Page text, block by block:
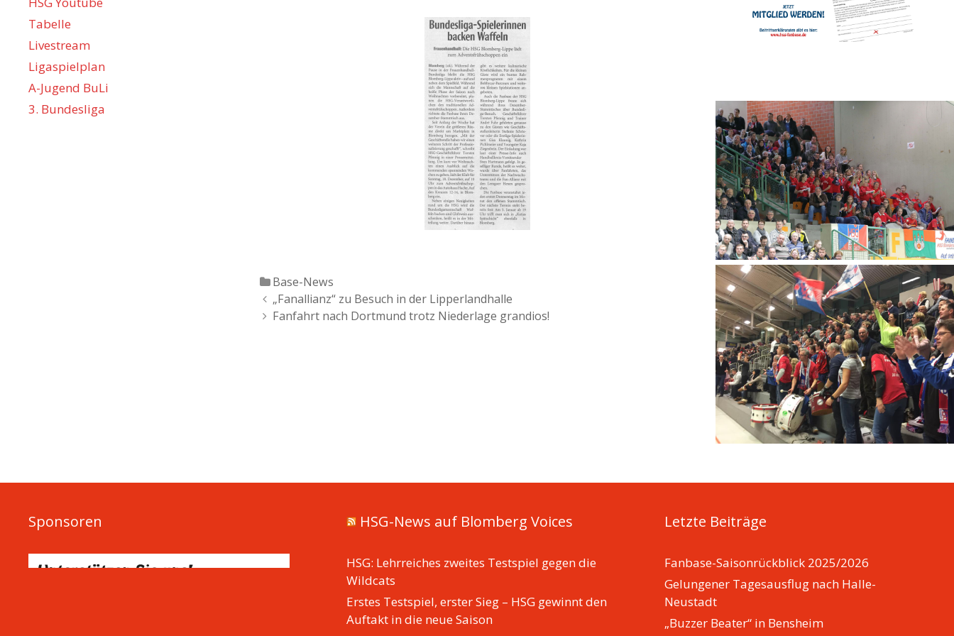
Katgeorien
Base-News
Artikel-
Navigation
„Fanallianz“ zu Besuch in der Lipperlandhalle
Fanfahrt nach Dortmund trotz Niederlage grandios!
Tabelle
Livestream
Ligaspielplan
A-Jugend BuLi
3. Bundesliga
Sponsoren HSG-News auf Blomberg Voices
HSG: Lehrreiches zweites Testspiel gegen die
Wildcats
Erstes Testspiel, erster Sieg – HSG gewinnt den
Auftakt in die neue Saison
Letzte Beiträge
Fanbase-Saisonrückblick 2025/2026
Gelungener Tagesausflug nach Halle-
Neustadt
„Buzzer Beater“ in Bensheim